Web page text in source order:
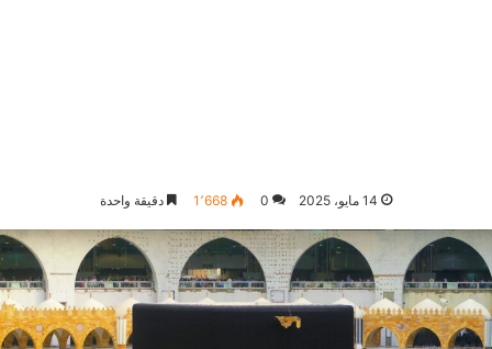
14 مايو، 2025 0 1٬668 دقيقة واحدة